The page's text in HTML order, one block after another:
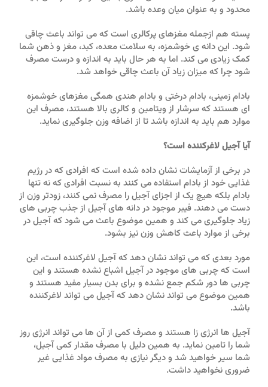
محدود و به عنوان میان وعده باشد.
پسته هم ازجمله مغزهای پرکالری است که می تواند باعث چاقی
شود. این دانه ی خوشمزه، به سلامت معده، کبد، مغز و ذهن شما
کمک زیادی می کند. اما به هر حال باید به اندازه و درست مصرف
شود چرا که میزان زیاد آن باعث چاقی خواهد شد.
بادام زمینی، بادام درختی و بادام هندی همگی مغزهای خوشمزه
ای هستند که سرشار از ویتامین و کالری بالا هستند، مصرف این
موارد هم باید به اندازه باشد تا از اضافه وزن جلوگیری نماید.
آیا آجیل لاغرکننده است؟
در برخی از آزمایشات نشان داده شده است که افرادی که در رژیم
غذایی خود از بادام استفاده می کنند به نسبت افرادی که نه تنها
بادام بلکه هیچ یک از اجزای آجیل را مصرف نمی کنند، زودتر وزن از
دست می دهند. فیبر موجود در دانه های آجیل از جذب چربی های
زیاد جلوگیری می کند و همین موضوع باعث می شود که آجیل در
برخی از موارد باعث کاهش وزن نیز بشود.
مورد بعدی که می تواند نشان دهد که آجیل لاغرکننده است، این
است که چربی های موجود در آجیل اشباع نشده هستند و این
چربی ها دور شکم جمع نشده و برای بدن بسیار مفید هستند و
همین موضوع می تواند نشان دهد که آجیل می تواند لاغرکننده
باشد.
آجیل ها انرژی زا هستند و مصرف کمی از آن ها می تواند انرژی روز
شما را تامین نماید. به همین دلیل با مصرف مقدار کمی آجیل،
شما سیر خواهید شد و دیگر نیازی به مصرف مواد غذایی غیر
ضروری نخواهید داشت.